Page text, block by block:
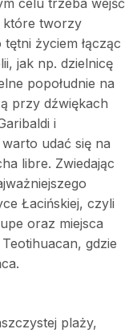
które tworzy
życiem łącząc
jak np. dzielnicę
popołudnie na
przy dźwiękach
i
udać się na
libre. Zwiedając
Łacińskiej, czyli
oraz miejsca
gdzie
plaży,